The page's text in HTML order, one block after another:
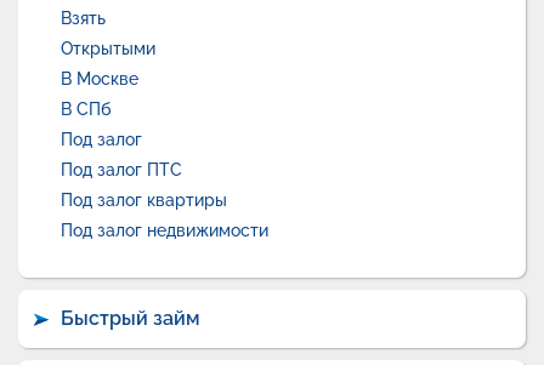
Взять
Открытыми
В Москве
В СПб
Под залог
Под залог ПТС
Под залог квартиры
Под залог недвижимости
Быстрый займ